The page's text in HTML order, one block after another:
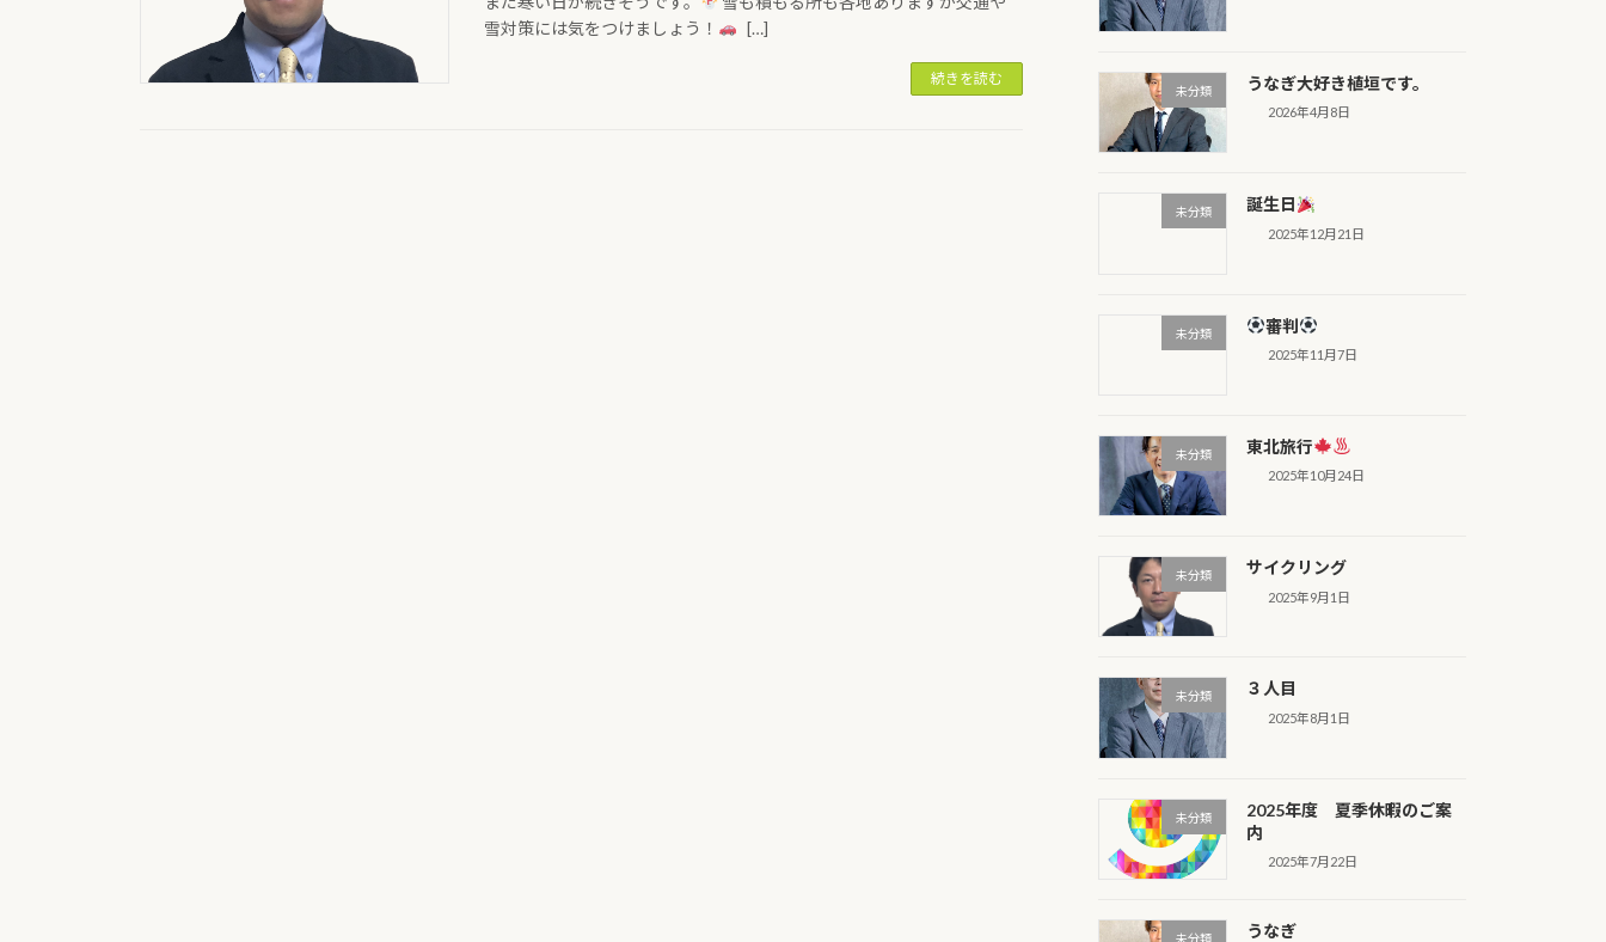
雪対策には気をつけましょう！
[…]
続きを読む
未分類 うなぎ大好き植垣です。
2026年4月8日
未分類 誕生日
2025年12月21日
未分類 審判
2025年11月7日
未分類 東北旅行
2025年10月24日
未分類 サイクリング
2025年9月1日
未分類 ３人目
2025年8月1日
未分類
2025年度 夏季休暇のご案
内
2025年7月22日
未分類 うなぎ